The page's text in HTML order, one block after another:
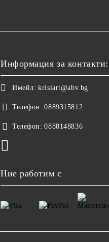
Информация за контакти:
Имейл: krisiart@abv.bg
Телефон: 0889315812
Телефон: 0888148836
Ние работим с